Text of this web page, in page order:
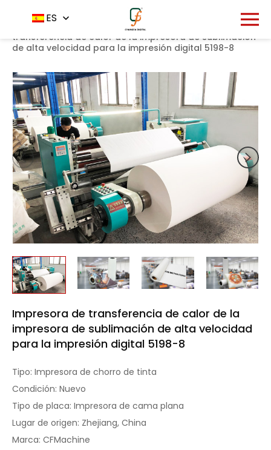
ES
Inicio - Producto Impresora
transferencia de calor de la impresora de sublimación
de alta velocidad para la impresión digital 5198-8
Impresora de transferencia de calor de la
impresora de sublimación de alta velocidad
para la impresión digital 5198-8
Tipo: Impresora de chorro de tinta
Condición: Nuevo
Tipo de placa: Impresora de cama plana
Lugar de origen: Zhejiang, China
Marca: CFMachine